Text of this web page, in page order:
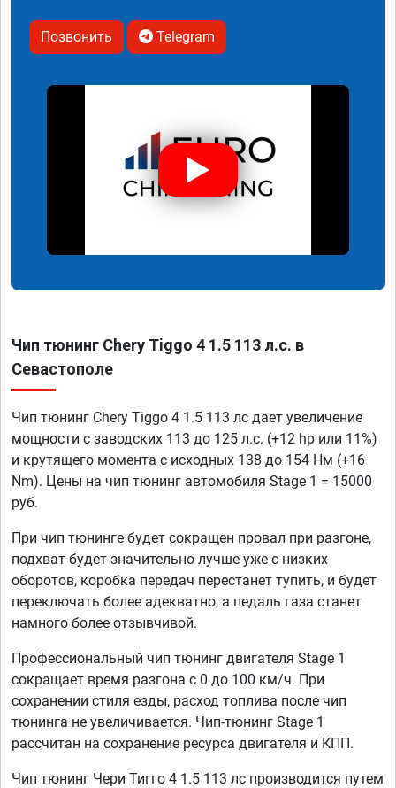
Позвонить Telegram
Чип тюнинг Chery Tiggo 4 1.5 113 л.с. в
Севастополе
Чип тюнинг Chery Tiggo 4 1.5 113 лс дает увеличение
мощности с заводских 113 до 125 л.с. (+12 hp или 11%)
и крутящего момента с исходных 138 до 154 Нм (+16
Nm). Цены на чип тюнинг автомобиля Stage 1 = 15000
руб.
При чип тюнинге будет сокращен провал при разгоне,
подхват будет значительно лучше уже с низких
оборотов, коробка передач перестанет тупить, и будет
переключать более адекватно, а педаль газа станет
намного более отзывчивой.
Профессиональный чип тюнинг двигателя Stage 1
сокращает время разгона с 0 до 100 км/ч. При
сохранении стиля езды, расход топлива после чип
тюнинга не увеличивается. Чип-тюнинг Stage 1
рассчитан на сохранение ресурса двигателя и КПП.
Чип тюнинг Чери Тигго 4 1.5 113 лс производится путем